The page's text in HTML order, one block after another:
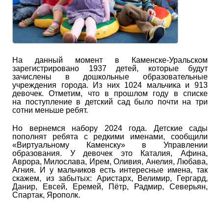
На данный момент в Каменске-Уральском
зарегистрировано 1937 детей, которые будут
зачислены в дошкольные образовательные
учреждения города. Из них 1024 мальчика и 913
девочек. Отметим, что в прошлом году в списке
на поступление в детский сад было почти на три
сотни меньше ребят.
Но вернемся набору 2024 года. Детские сады
пополнят ребята с редкими именами, сообщили
«Виртуальному Каменску» в Управлении
образования. У девочек это Каталия, Афина,
Аврора, Милослава, Ирем, Оливия, Анелия, Любава,
Агния. И у мальчиков есть интересные имена, так
скажем, из забытых: Аристарх, Велимир, Гергард,
Данир, Евсей, Еремей, Пётр, Радмир, Северьян,
Спартак, Ярополк.